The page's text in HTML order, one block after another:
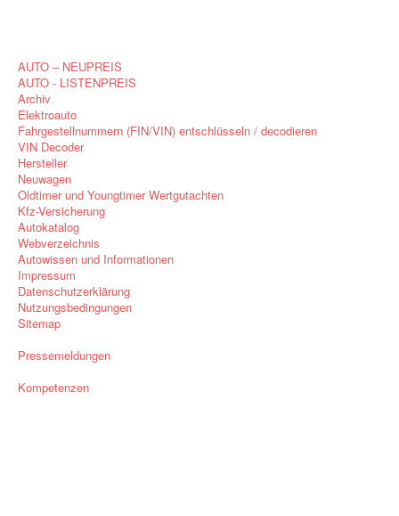
AUTO – NEUPREIS
AUTO - LISTENPREIS
Archiv
Elektroauto
Fahrgestellnummern (FIN/VIN) entschlüsseln / decodieren
VIN Decoder
Hersteller
Neuwagen
Oldtimer und Youngtimer Wertgutachten
Kfz-Versicherung
Autokatalog
Webverzeichnis
Autowissen und Informationen
Impressum
Datenschutzerklärung
Nutzungsbedingungen
Sitemap
Pressemeldungen
Kompetenzen